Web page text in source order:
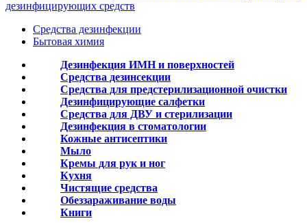
Средства дезинфекции
Бытовая химия
Дезинфекция ИМН и поверхностей
Средства дезинсекции
Средства для предстерилизационной очистки
Дезинфицирующие салфетки
Средства для ДВУ и cтерилизации
Дезинфекция в стоматологии
Кожные антисептики
Мыло
Кремы для рук и ног
Кухня
Чистящие средства
Обеззараживание воды
Книги